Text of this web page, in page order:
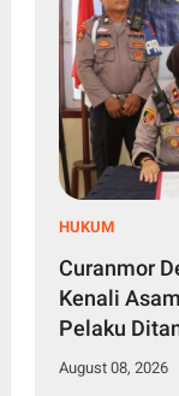
HUKUM
Curanmor
Kenali
Pelaku
August 08, 2026